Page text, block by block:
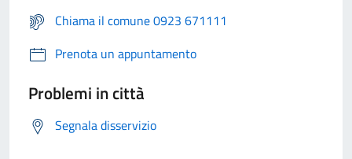
Chiama il comune 0923 671111
Prenota un appuntamento
Problemi in città
Segnala disservizio